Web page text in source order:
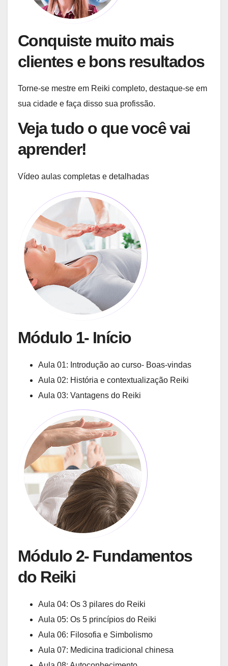
Conquiste muito mais
clientes e bons resultados
Torne-se mestre em Reiki completo, destaque-se em
sua cidade e faça disso sua profissão.
Veja tudo o que você vai
aprender!
Vídeo aulas completas e detalhadas
Módulo 1- Início
Aula 01: Introdução ao curso- Boas-vindas
Aula 02: História e contextualização Reiki
Aula 03: Vantagens do Reiki
Módulo 2- Fundamentos
do Reiki
Aula 04: Os 3 pilares do Reiki
Aula 05: Os 5 princípios do Reiki
Aula 06: Filosofia e Simbolismo
Aula 07: Medicina tradicional chinesa